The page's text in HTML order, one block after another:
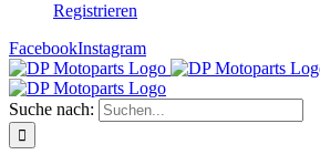
Registrieren
FacebookInstagram
Suche nach: